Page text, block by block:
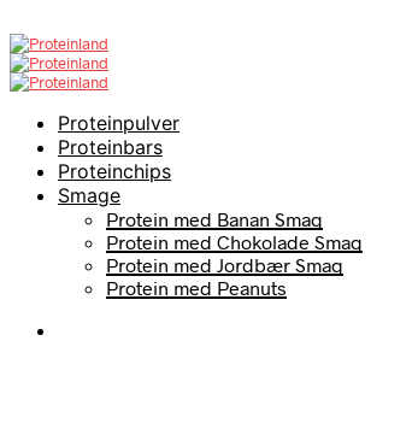
Proteinpulver
Proteinbars
Proteinchips
Smage
Protein med Banan Smag
Protein med Chokolade Smag
Protein med Jordbær Smag
Protein med Peanuts